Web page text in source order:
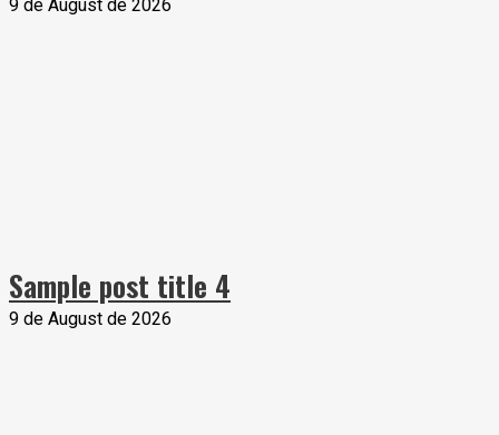
9 de August de 2026
Sample post title 4
9 de August de 2026